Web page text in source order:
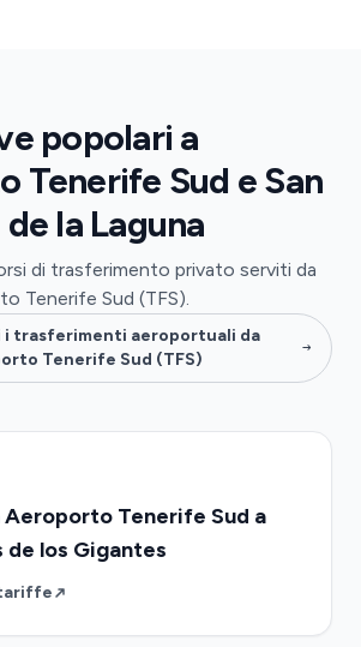
popolari a
Tenerife Sud e San
la Laguna
di trasferimento privato serviti da
Tenerife Sud (TFS).
trasferimenti aeroportuali da
Tenerife Sud (TFS)
Aeroporto Tenerife Sud a
los Gigantes